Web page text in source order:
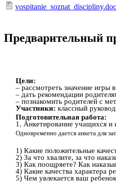
vospitanie_soznat_discipliny.doc
Предварительный
Цели:
–рассмотреть значение игры
–дать рекомендации
– познакомить родителей с
Участники: классный
Подготовительная работа:
1. Анкетирование учащихся и
Одновременно дается анкета для
1) Какие положительные
2) За что хвалите, за что
3) Как поощряете? Как
4) Какие качества характера
5) Чем увлекается ваш